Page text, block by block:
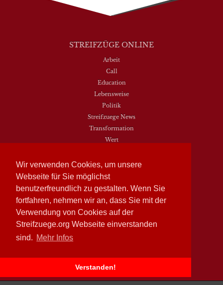
Wir verwenden Cookies, um unsere
Webseite für Sie möglichst
benutzerfreundlich zu gestalten. Wenn Sie
fortfahren, nehmen wir an, dass Sie mit der
Verwendung von Cookies auf der
Streifzuege.org Webseite einverstanden
sind. Mehr Infos
Verstanden!
STREIFZÜGE ONLINE
Arbeit
Call
Education
Lebensweise
Politik
Streifzuege News
Transformation
Wert
Streifzüge Nr. 93 - Frühling 2026
Streifzüge
Nr. 94 - Herbst 2026
NEUESTE BEITRÄGE
Hymne. Kanon. Ohrwurm